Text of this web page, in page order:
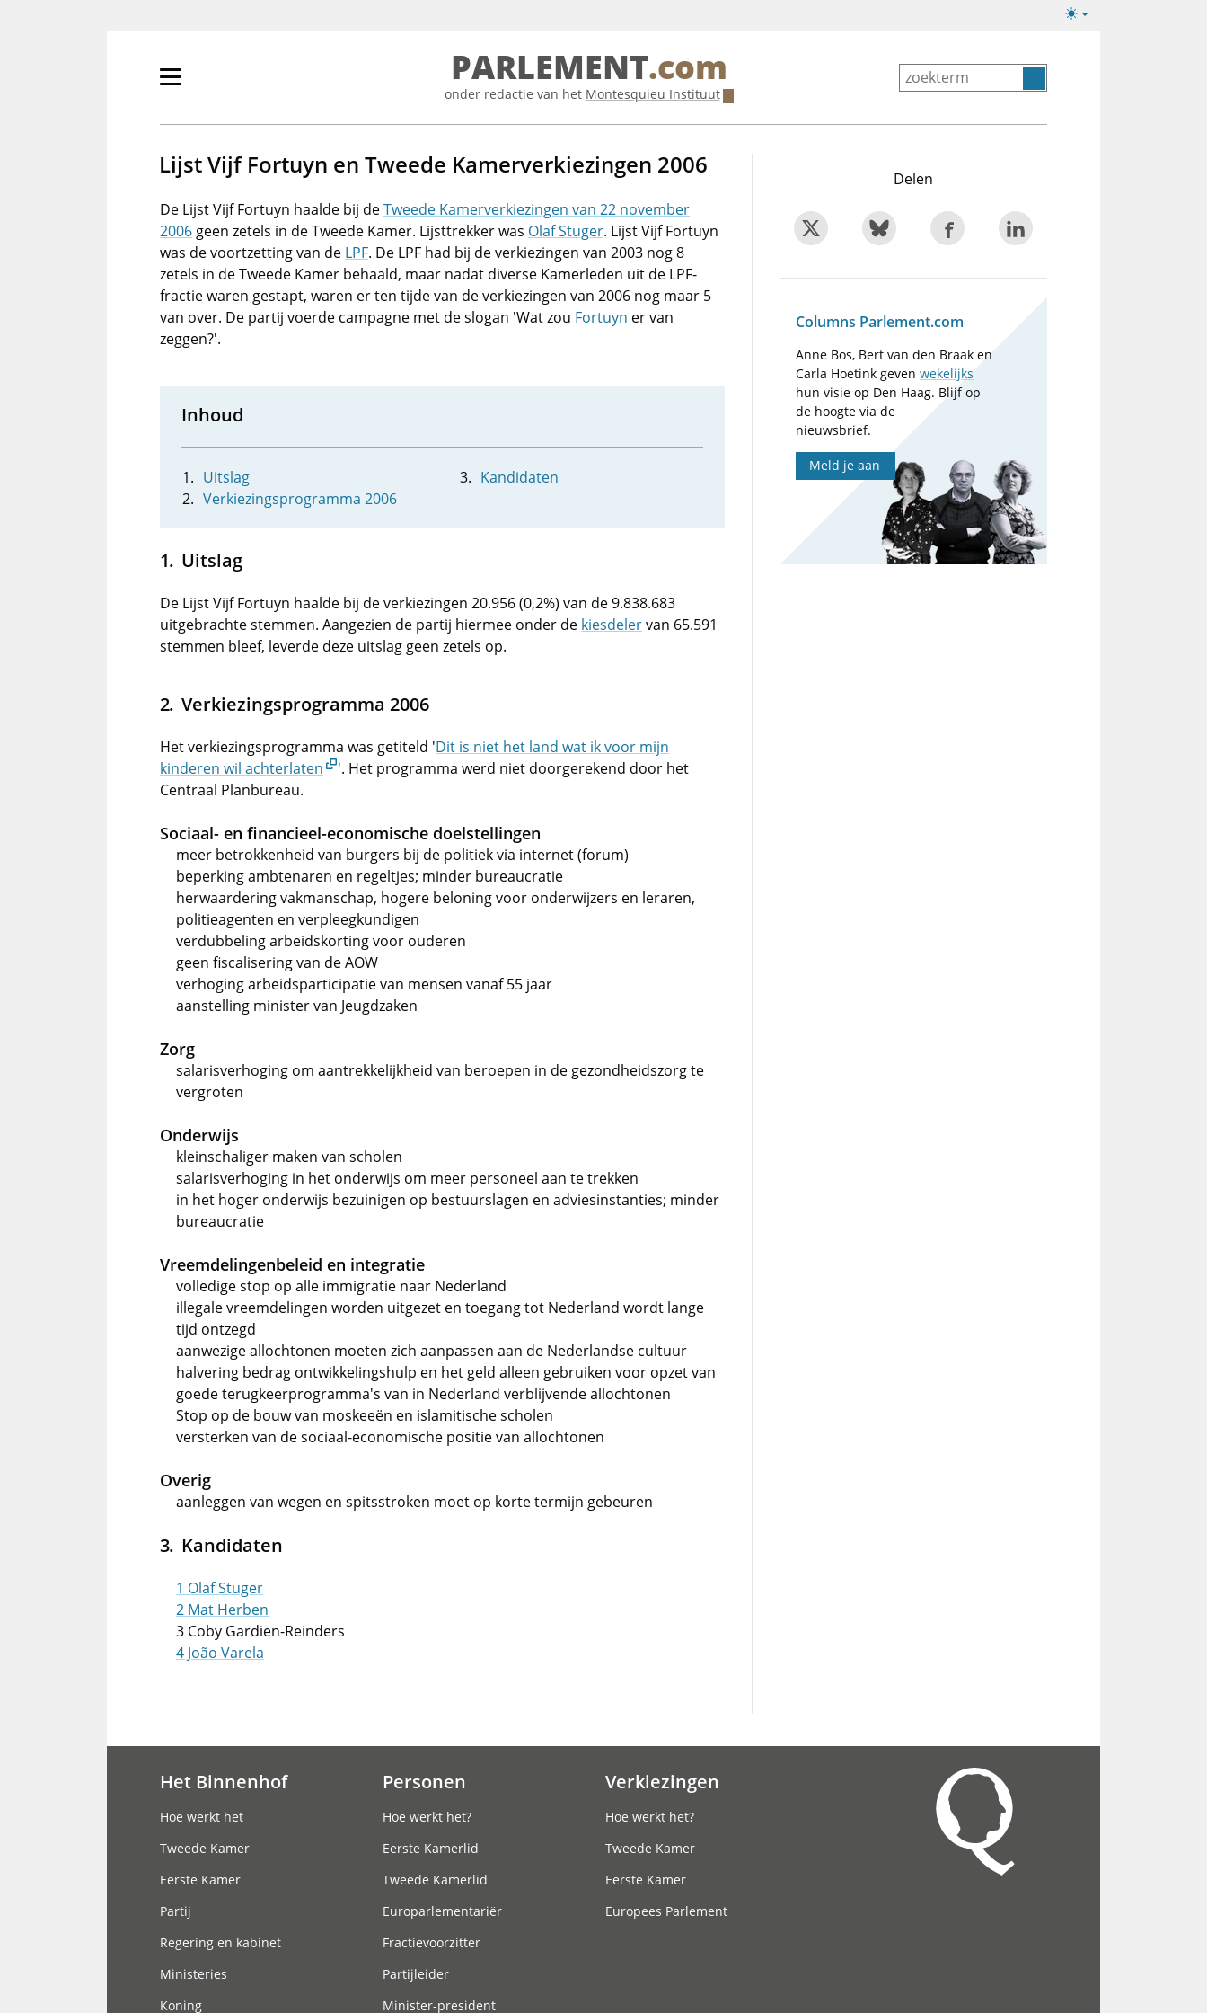
Lichte/donkere
Primair
tonen/verbergen
PARLEMENT.com
onder redactie van het Montesquieu Instituut
Lijst Vijf Fortuyn en Tweede Kamerverkiezingen 2006
De Lijst Vijf Fortuyn haalde bij deTweede Kamerverkiezingen van 22 november
2006 geen zetels in de Tweede Kamer. Lijsttrekker was Olaf Stuger. Lijst Vijf Fortuyn
was de voortzetting van de LPF. De LPF had bij de verkiezingen van 2003 nog 8
zetels in de Tweede Kamer behaald, maar nadat diverse Kamerleden uit de LPF-
fractie waren gestapt, waren er ten tijde van de verkiezingen van 2006 nog maar 5
van over. De partij voerde campagne met de slogan 'Wat zou Fortuyn er van
zeggen?'.
Inhoud
Uitslag
Verkiezingsprogramma 2006
Kandidaten
Uitslag
De Lijst Vijf Fortuyn haalde bij de verkiezingen 20.956 (0,2%) van de 9.838.683
uitgebrachte stemmen. Aangezien de partij hiermee onder de kiesdelervan 65.591
stemmen bleef, leverde deze uitslag geen zetels op.
Verkiezingsprogramma 2006
Het verkiezingsprogramma was getiteld 'Dit is niet het land wat ik voor mijn
kinderen wil achterlaten
'. Het programma werd niet doorgerekend door het
Centraal Planbureau.
Sociaal- en financieel-economische doelstellingen
meer betrokkenheid van burgers bij de politiek via internet (forum)
beperking ambtenaren en regeltjes; minder bureaucratie
herwaardering vakmanschap, hogere beloning voor onderwijzers en leraren,
politieagenten en verpleegkundigen
verdubbeling arbeidskorting voor ouderen
geen fiscalisering van de AOW
verhoging arbeidsparticipatie van mensen vanaf 55 jaar
aanstelling minister van Jeugdzaken
Zorg
salarisverhoging om aantrekkelijkheid van beroepen in de gezondheidszorg te
vergroten
Onderwijs
kleinschaliger maken van scholen
salarisverhoging in het onderwijs om meer personeel aan te trekken
in het hoger onderwijs bezuinigen op bestuurslagen en adviesinstanties; minder
bureaucratie
Vreemdelingenbeleid en integratie
volledige stop op alle immigratie naar Nederland
illegale vreemdelingen worden uitgezet en toegang tot Nederland wordt lange
tijd ontzegd
aanwezige allochtonen moeten zich aanpassen aan de Nederlandse cultuur
halvering bedrag ontwikkelingshulp en het geld alleen gebruiken voor opzet van
goede terugkeerprogramma's van in Nederland verblijvende allochtonen
Stop op de bouw van moskeeën en islamitische scholen
versterken van de sociaal-economische positie van allochtonen
Overig
aanleggen van wegen en spitsstroken moet op korte termijn gebeuren
Kandidaten
1 Olaf Stuger
2 Mat Herben
3 Coby Gardien-Reinders
4 João Varela
Delen
Columns Parlement.com
Anne Bos, Bert van den Braak en
Carla Hoetink gevenwekelijks
hun visie op Den Haag. Blijf op
de hoogte via de
nieuwsbrief.
Meld je aan
Het Binnenhof
Hoe werkt het
Tweede Kamer
Eerste Kamer
Partij
Regering en kabinet
Ministeries
Koning
Personen
Hoe werkt het?
Eerste Kamerlid
Tweede Kamerlid
Europarlementariër
Fractievoorzitter
Partijleider
Minister-president
Verkiezingen
Hoe werkt het?
Tweede Kamer
Eerste Kamer
Europees Parlement